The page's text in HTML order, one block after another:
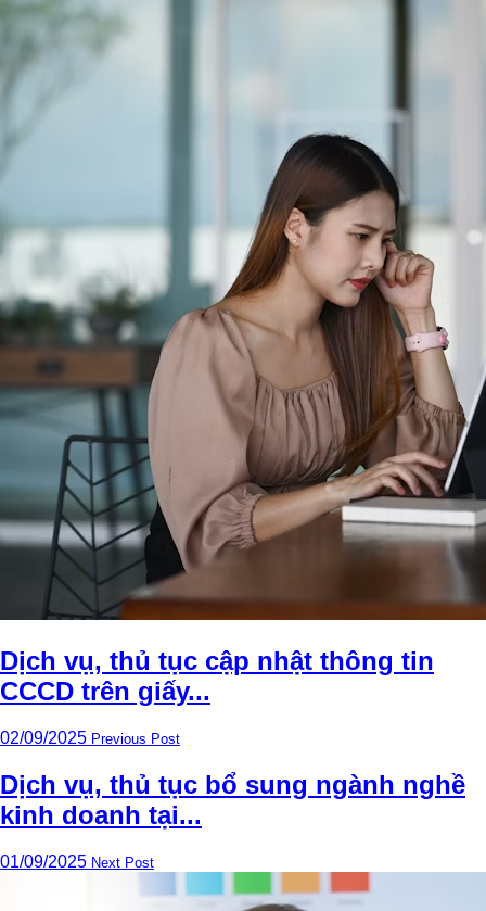
Dịch vụ, thủ tục cập nhật thông tin
CCCD trên giấy...
02/09/2025 Previous Post
Dịch vụ, thủ tục bổ sung ngành nghề
kinh doanh tại...
01/09/2025 Next Post